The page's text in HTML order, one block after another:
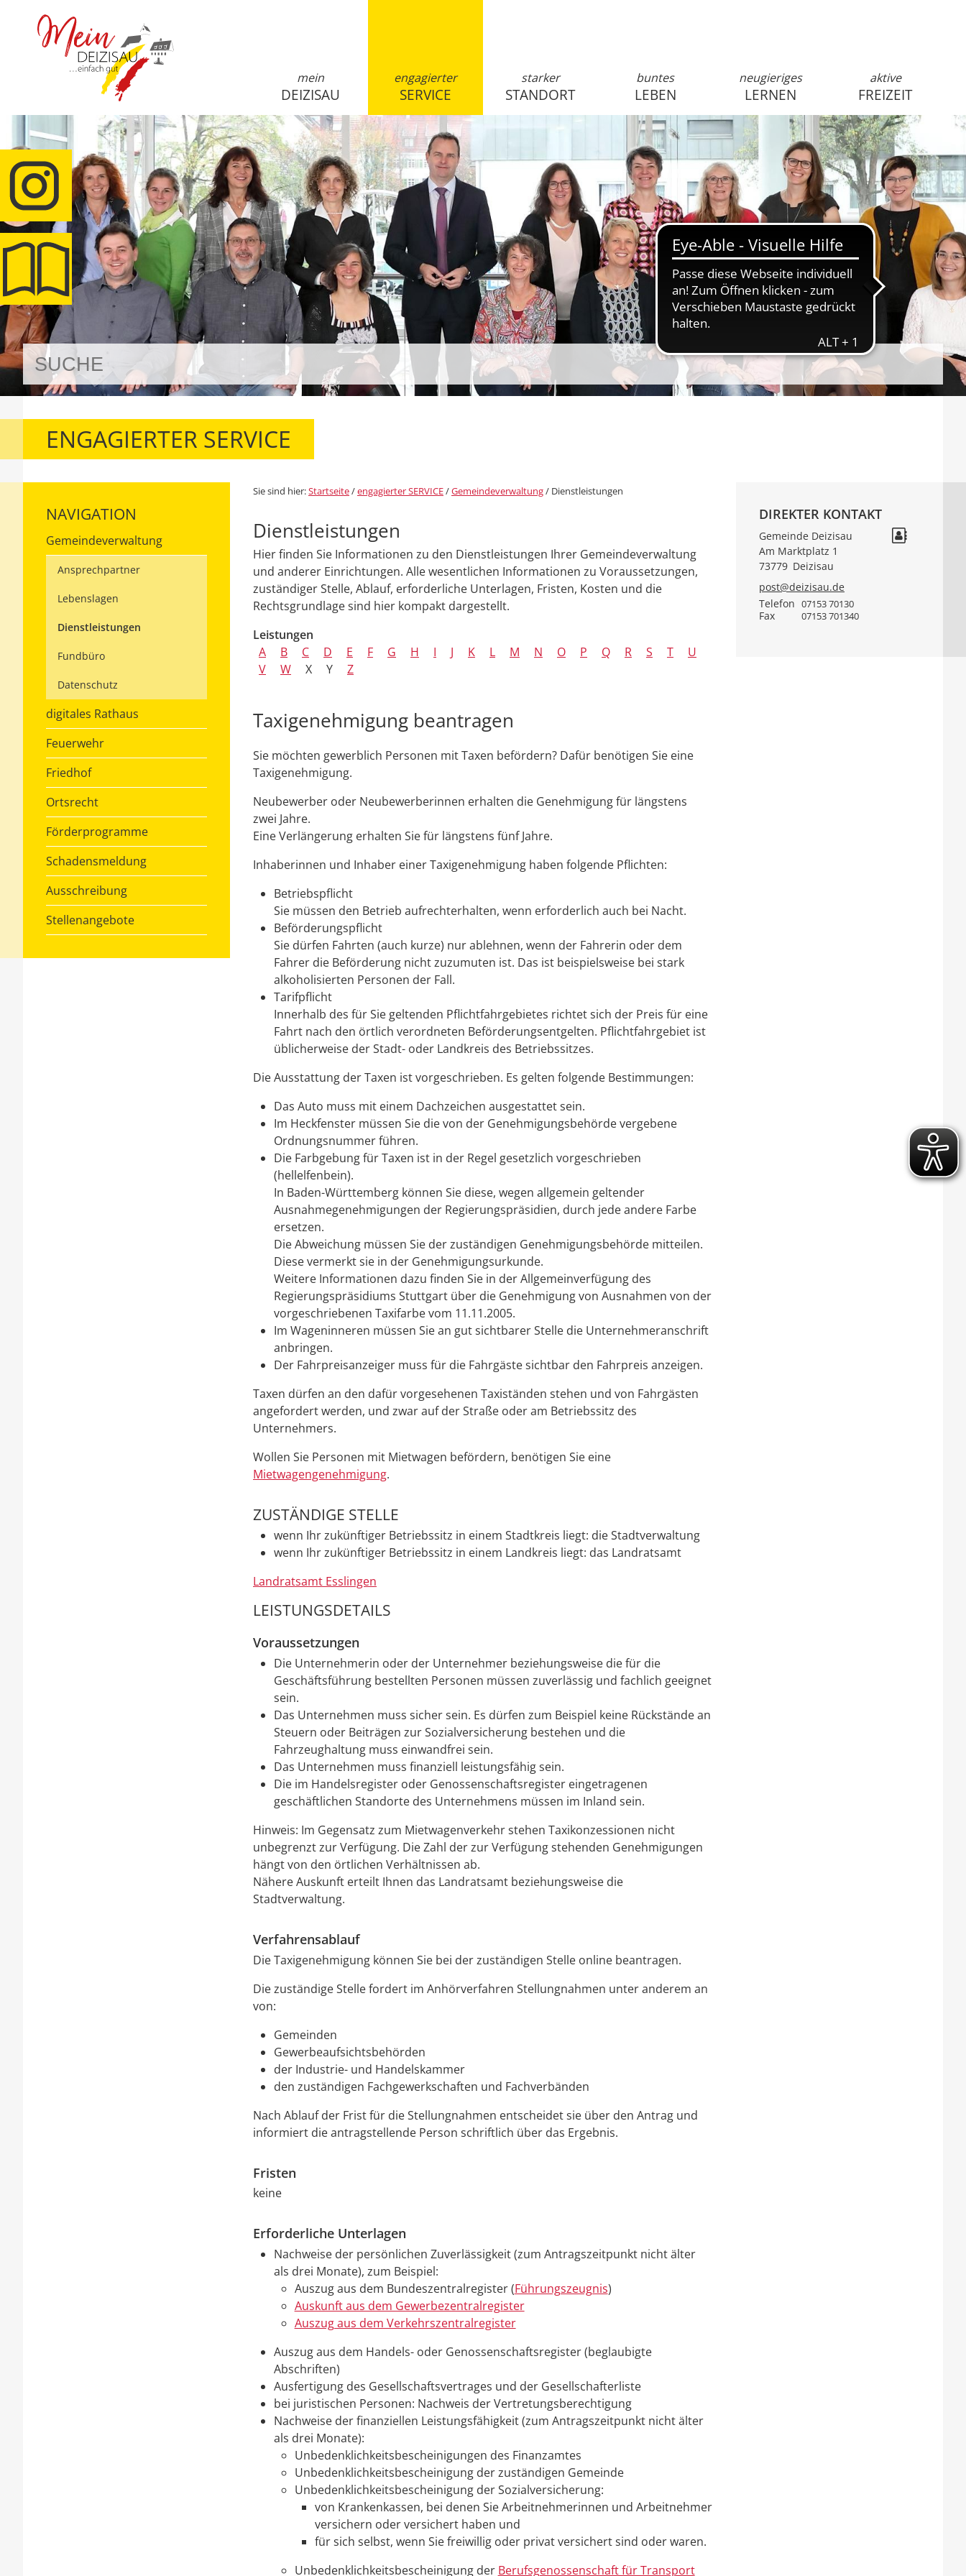
anmelden
mein
DEIZISAU
engagierter
SERVICE
starker
STANDORT
buntes
LEBEN
neugieriges
LERNEN
aktive
FREIZEIT
ENGAGIERTER SERVICE
NAVIGATION
Gemeindeverwaltung
Ansprechpartner
Lebenslagen
Dienstleistungen
Fundbüro
Datenschutz
digitales Rathaus
Feuerwehr
Friedhof
Ortsrecht
Förderprogramme
Schadensmeldung
Ausschreibung
Stellenangebote
Sie sind hier:Startseite/engagierter SERVICE/Gemeindeverwaltung/ Dienstleistungen
Dienstleistungen
Hier finden Sie Informationen zu den Dienstleistungen Ihrer Gemeindeverwaltung
und anderer Einrichtungen. Alle wesentlichen Informationen zu Voraussetzungen,
zuständiger Stelle, Ablauf, erforderliche Unterlagen, Fristen, Kosten und die
Rechtsgrundlage sind hier kompakt dargestellt.
Leistungen
A
B C D E F G H I J K L M N O P Q R S T
U
V
W X Y Z
Taxigenehmigung beantragen
Sie möchten gewerblich Personen mit Taxen befördern? Dafür benötigen Sie eine
Taxigenehmigung.
Neubewerber oder Neubewerberinnen erhalten die Genehmigung für längstens
zwei Jahre.
Eine Verlängerung erhalten Sie für längstens fünf Jahre.
Inhaberinnen und Inhaber einer Taxigenehmigung haben folgende Pflichten:
Betriebspflicht
Sie müssen den Betrieb aufrechterhalten, wenn erforderlich auch bei Nacht.
Beförderungspflicht
Sie dürfen Fahrten (auch kurze) nur ablehnen, wenn der Fahrerin oder dem
Fahrer die Beförderung nicht zuzumuten ist. Das ist beispielsweise bei stark
alkoholisierten Personen der Fall.
Tarifpflicht
Innerhalb des für Sie geltenden Pflichtfahrgebietes richtet sich der Preis für eine
Fahrt nach den örtlich verordneten Beförderungsentgelten. Pflichtfahrgebiet ist
üblicherweise der Stadt- oder Landkreis des Betriebssitzes.
Die Ausstattung der Taxen ist vorgeschrieben. Es gelten folgende Bestimmungen:
Das Auto muss mit einem Dachzeichen ausgestattet sein.
Im Heckfenster müssen Sie die von der Genehmigungsbehörde vergebene
Ordnungsnummer führen.
Die Farbgebung für Taxen ist in der Regel gesetzlich vorgeschrieben
(hellelfenbein).
In Baden-Württemberg können Sie diese, wegen allgemein geltender
Ausnahmegenehmigungen der Regierungspräsidien, durch jede andere Farbe
ersetzen.
Die Abweichung müssen Sie der zuständigen Genehmigungsbehörde mitteilen.
Diese vermerkt sie in der Genehmigungsurkunde.
Weitere Informationen dazu finden Sie in der Allgemeinverfügung des
Regierungspräsidiums Stuttgart über die Genehmigung von Ausnahmen von der
vorgeschriebenen Taxifarbe vom 11.11.2005.
Im Wageninneren müssen Sie an gut sichtbarer Stelle die Unternehmeranschrift
anbringen.
Der Fahrpreisanzeiger muss für die Fahrgäste sichtbar den Fahrpreis anzeigen.
Taxen dürfen an den dafür vorgesehenen Taxiständen stehen und von Fahrgästen
angefordert werden, und zwar auf der Straße oder am Betriebssitz des
Unternehmers.
Wollen Sie Personen mit Mietwagen befördern, benötigen Sie eine
Mietwagengenehmigung.
ZUSTÄNDIGE STELLE
wenn Ihr zukünftiger Betriebssitz in einem Stadtkreis liegt: die Stadtverwaltung
wenn Ihr zukünftiger Betriebssitz in einem Landkreis liegt: das Landratsamt
Landratsamt Esslingen
LEISTUNGSDETAILS
Voraussetzungen
Die Unternehmerin oder der Unternehmer beziehungsweise die für die
Geschäftsführung bestellten Personen müssen zuverlässig und fachlich geeignet
sein.
Das Unternehmen muss sicher sein. Es dürfen zum Beispiel keine Rückstände an
Steuern oder Beiträgen zur Sozialversicherung bestehen und die
Fahrzeughaltung muss einwandfrei sein.
Das Unternehmen muss finanziell leistungsfähig sein.
Die im Handelsregister oder Genossenschaftsregister eingetragenen
geschäftlichen Standorte des Unternehmens müssen im Inland sein.
Hinweis: Im Gegensatz zum Mietwagenverkehr stehen Taxikonzessionen nicht
unbegrenzt zur Verfügung. Die Zahl der zur Verfügung stehenden Genehmigungen
hängt von den örtlichen Verhältnissen ab.
Nähere Auskunft erteilt Ihnen das Landratsamt beziehungsweise die
Stadtverwaltung.
Verfahrensablauf
Die Taxigenehmigung können Sie bei der zuständigen Stelle online beantragen.
Die zuständige Stelle fordert im Anhörverfahren Stellungnahmen unter anderem an
von:
Gemeinden
Gewerbeaufsichtsbehörden
der Industrie- und Handelskammer
den zuständigen Fachgewerkschaften und Fachverbänden
Nach Ablauf der Frist für die Stellungnahmen entscheidet sie über den Antrag und
informiert die antragstellende Person schriftlich über das Ergebnis.
Fristen
keine
Erforderliche Unterlagen
Nachweise der persönlichen Zuverlässigkeit (zum Antragszeitpunkt nicht älter
als drei Monate), zum Beispiel:
Auszug aus dem Bundeszentralregister (Führungszeugnis)
Auskunft aus dem Gewerbezentralregister
Auszug aus dem Verkehrszentralregister
Auszug aus dem Handels- oder Genossenschaftsregister (beglaubigte
Abschriften)
Ausfertigung des Gesellschaftsvertrages und der Gesellschafterliste
bei juristischen Personen: Nachweis der Vertretungsberechtigung
Nachweise der finanziellen Leistungsfähigkeit (zum Antragszeitpunkt nicht älter
als drei Monate):
Unbedenklichkeitsbescheinigungen des Finanzamtes
Unbedenklichkeitsbescheinigung der zuständigen Gemeinde
Unbedenklichkeitsbescheinigung der Sozialversicherung:
von Krankenkassen, bei denen Sie Arbeitnehmerinnen und Arbeitnehmer
versichern oder versichert haben und
für sich selbst, wenn Sie freiwillig oder privat versichert sind oder waren.
Unbedenklichkeitsbescheinigung der Berufsgenossenschaft für Transport
DIREKTER KONTAKT
Gemeinde Deizisau
Am Marktplatz 1
73779 Deizisau
post@deizisau.de
Telefon 07153 70130
Fax 07153 701340